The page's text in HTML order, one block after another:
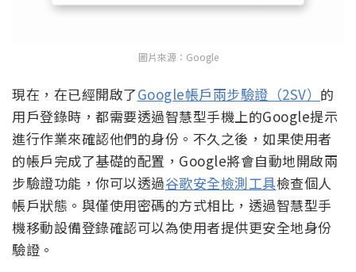
圖片來源：Google
現在，在已經開啟了Google帳戶兩步驗證（2SV） 的
用戶登錄時，都需要透過智慧型手機上的Google提示
進行作業來確認他們的身份。不久之後，如果使用者
的帳戶完成了基礎的配置，Google將會自動地開啟兩
步驗證功能，你可以透過谷歌安全檢測工具檢查個人
帳戶狀態。與僅使用密碼的方式相比，透過智慧型手
機移動設備登錄確認可以為使用者提供更安全地身份
驗證。